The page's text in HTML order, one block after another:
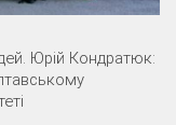
Юрій Кондратюк: